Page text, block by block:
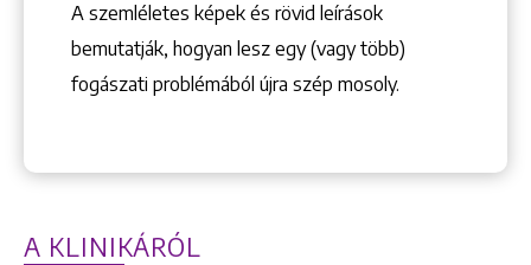
A szemléletes képek és rövid leírások
bemutatják, hogyan lesz egy (vagy több)
fogászati problémából újra szép mosoly.
A KLINIKÁRÓL